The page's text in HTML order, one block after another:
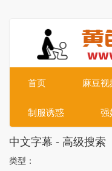
首页 麻豆视
制服诱惑 强
中文字幕 - 高级搜索
类型：